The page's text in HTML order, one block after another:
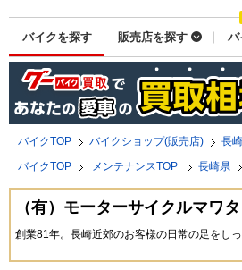
バイクを探す 販売店を探す バ
バイクTOP バイクショップ(販売店) 長
バイクTOP
メンテナンスTOP 長崎県
（有）モーターサイクルマワタ
創業81年。長崎近郊のお客様の日常の足をしっ